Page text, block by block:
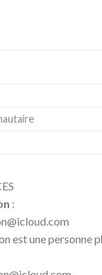
:
est une personne